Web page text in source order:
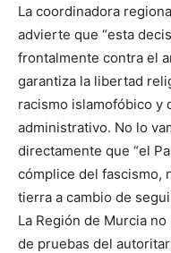
La coordinadora
advierte que “esta
frontalmente contra el
garantiza la libertad
racismo islamofóbico y
administrativo. No lo
directamente que “el
cómplice del fascismo,
tierra a cambio de
La Región de Murcia
de pruebas del